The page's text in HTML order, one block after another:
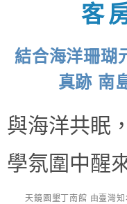
客
結合海洋珊瑚
真跡 南
與海洋共眠
學氛圍中醒
天鏡園墾丁南館 由臺灣